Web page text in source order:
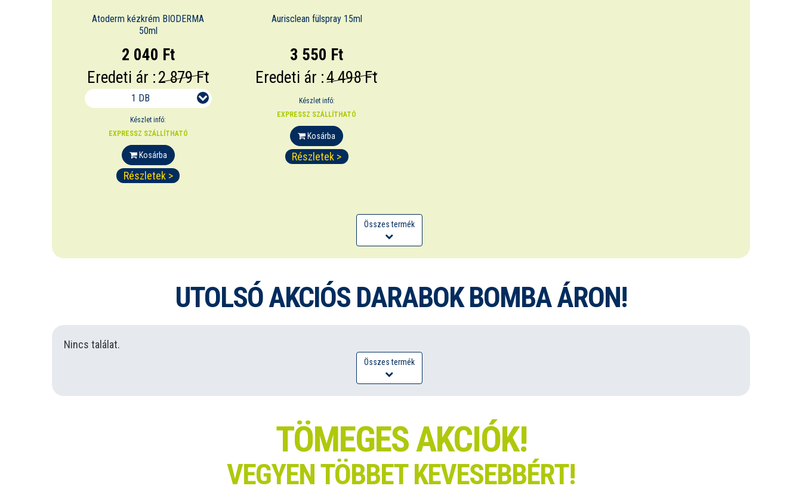
Atoderm kézkrém BIODERMA
50ml
2 040 Ft
Eredeti ár :2 879 Ft
1 DB
Készlet infó:
EXPRESSZ SZÁLLÍTHATÓ
Kosárba
Részletek >
Aurisclean fülspray 15ml
3 550 Ft
Eredeti ár :4 498 Ft
Készlet infó:
EXPRESSZ SZÁLLÍTHATÓ
Kosárba
Részletek >
Összes termék
UTOLSÓ AKCIÓS DARABOK BOMBA ÁRON!
Nincs találat.
Összes termék
TÖMEGES AKCIÓK!
VEGYEN TÖBBET KEVESEBBÉRT!